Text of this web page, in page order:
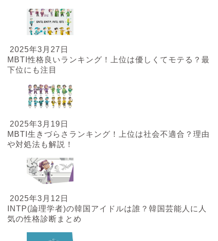
2025年3月27日
MBTI性格良いランキング！上位は優しくてモテる？最
下位にも注目
2025年3月19日
MBTI生きづらさランキング！上位は社会不適合？理由
や対処法も解説！
2025年3月12日
INTP(論理学者)の韓国アイドルは誰？韓国芸能人に人
気の性格診断まとめ